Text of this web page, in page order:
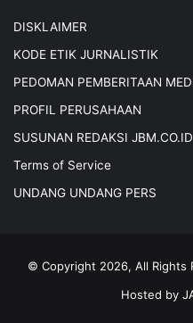
DISKLAIMER
KODE ETIK JURNALISTIK
PEDOMAN PEMBERITAAN
PROFIL PERUSAHAAN
SUSUNAN REDAKSI JBM.CO.ID
Terms of Service
UNDANG UNDANG PERS
© Copyright 2026, All Rights
Hosted by